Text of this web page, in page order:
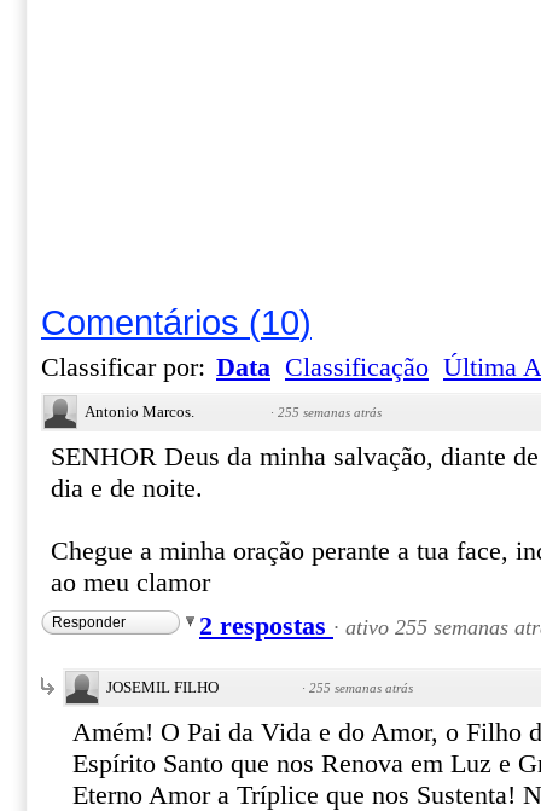
Comentários (10)
Classificar por: Data Classificação Última
Antonio Marcos. · 255 semanas atrás
SENHOR Deus da minha salvação, diante
dia e de noite.
Chegue a minha oração perante a tua face,
ao meu clamor
Responder 2 respostas · ativo 255 semanas
JOSEMIL FILHO · 255 semanas atrás
Amém! O Pai da Vida e do Amor, o Filho
Espírito Santo que nos Renova em Luz e
Eterno Amor a Tríplice que nos Sustenta!